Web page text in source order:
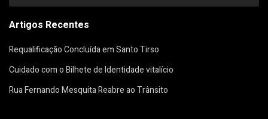
Artigos Recentes
Requalificação Concluída em Santo Tirso
Cuidado com o Bilhete de Identidade vitalício
Rua Fernando Mesquita Reabre ao Trânsito